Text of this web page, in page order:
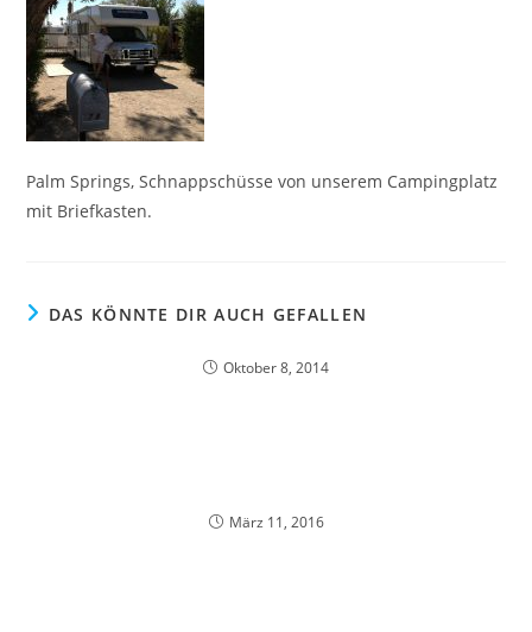
Palm Springs, Schnappschüsse von unserem Campingplatz
mit Briefkasten.
DAS KÖNNTE DIR AUCH GEFALLEN
Oktober 8, 2014
März 11, 2016